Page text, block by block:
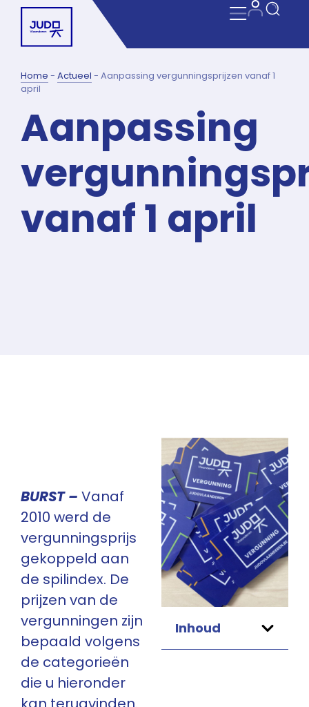
Home - Actueel - Aanpassing vergunningsprijzen vanaf 1
april
Aanpassing
vanaf 1 april
BURST – Vanaf
2010 werd de
vergunningsprijs
gekoppeld aan
de spilindex. De
prijzen van de
vergunningen zijn
bepaald volgens
de categorieën
die u hieronder
Inhoud